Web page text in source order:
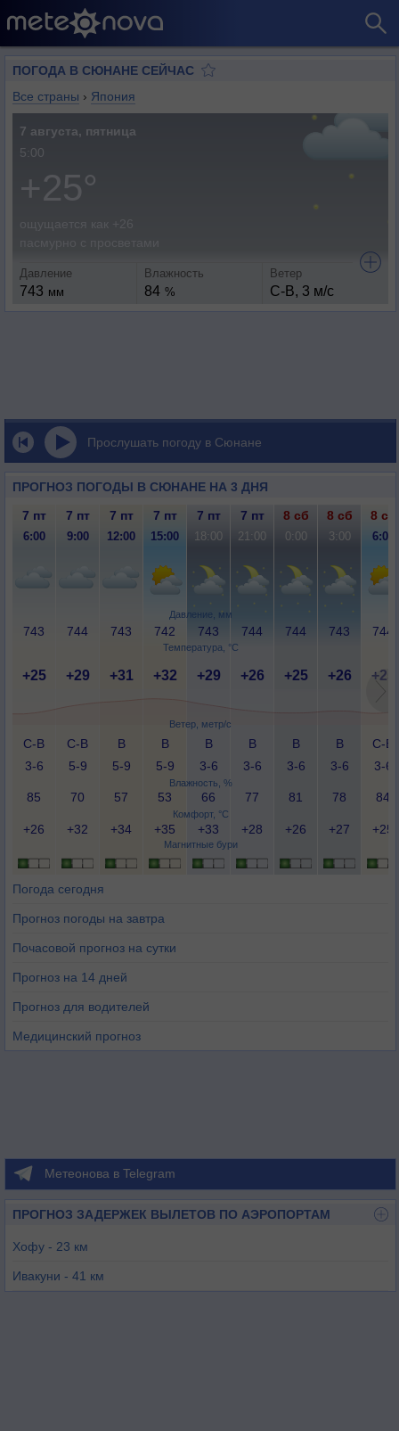
ПОГОДА В СЮНАНЕ СЕЙЧАС
Все страны › Япония
7 августа, пятница
5:00
+25°
Давление
743 мм
Влажность
84 %
Ветер
С-В, 3 м/с
Прослушать погоду в Сюнане
ПРОГНОЗ ПОГОДЫ В СЮНАНЕ НА 3 ДНЯ
Давление, мм
Температура, °C
Ветер, метр/с
Влажность, %
Комфорт, °C
Магнитные бури
7 пт 7 пт 7 пт 7 пт 7 пт 7 пт 8 сб 8 сб 8 сб
6:00 9:00 12:00 15:00 18:00 21:00 0:00 3:00 6:00
743 744 743 742 743 744 744 743 744
+25 +29 +31 +32 +29 +26 +25 +26 +25
С-В
3-6
С-В
5-9
В
5-9
В
5-9
В
3-6
В
3-6
В
3-6
В
3-6
С-В
3-6
85 70 57 53 66 77 81 78 84
+26 +32 +34 +35 +33 +28 +26 +27 +25
Погода сегодня
Прогноз погоды на завтра
Почасовой прогноз на сутки
Прогноз на 14 дней
Прогноз для водителей
Медицинский прогноз
Метеонова в Telegram
ПРОГНОЗ ЗАДЕРЖЕК ВЫЛЕТОВ ПО АЭРОПОРТАМ
Хофу - 23 км
Ивакуни - 41 км